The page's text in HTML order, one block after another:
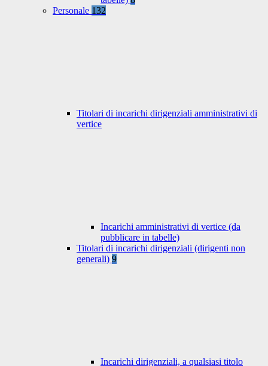
Personale 132
Titolari di incarichi dirigenziali amministrativi di
vertice
Incarichi amministrativi di vertice (da
pubblicare in tabelle)
Titolari di incarichi dirigenziali (dirigenti non
generali) 9
Incarichi dirigenziali, a qualsiasi titolo